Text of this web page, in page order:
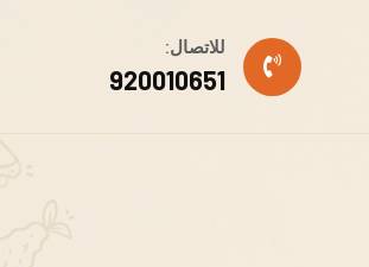
للاتصال:
920010651